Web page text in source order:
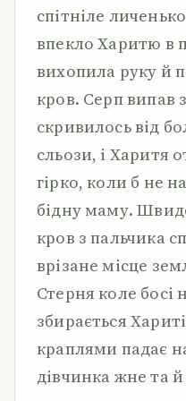
спітніле
впекло Харитю в
вихопила руку й
кров. Серп випав
скривилось від
сльози, і Харитя
гірко, коли б не
бідну маму.
кров з пальчика
врізане місце
Стерня коле босі
збирається
краплями падає
дівчинка жне та